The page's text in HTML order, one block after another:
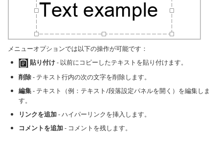
メニューオプションでは以下の操作が可能です：
貼り付け- 以前にコピーしたテキストを貼り付けます。
削除- テキスト行内の次の文字を削除します。
編集- テキスト（例：テキスト/段落設定パネルを開く）を編集しま
す。
リンクを追加- ハイパーリンクを挿入します。
コメントを追加- コメントを残します。